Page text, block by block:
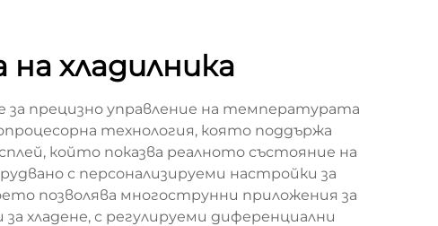
хладилника
прецизно управление на температурата
технология, която поддържа
който показва реалното състояние на
с персонализируеми настройки за
позволява многострунни приложения за
хладене, с регулируеми диференциални